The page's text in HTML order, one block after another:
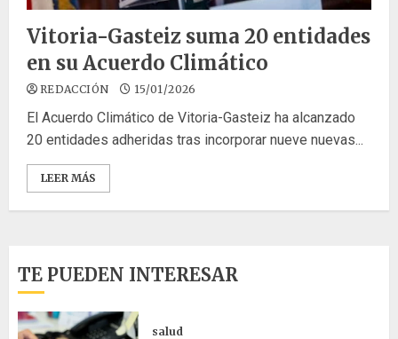
Vitoria-Gasteiz suma 20 entidades
en su Acuerdo Climático
REDACCIÓN 15/01/2026
El Acuerdo Climático de Vitoria-Gasteiz ha alcanzado
20 entidades adheridas tras incorporar nueve nuevas...
LEER MÁS
TE PUEDEN INTERESAR
salud